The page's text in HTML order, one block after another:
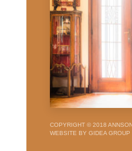
COPYRIGHT © 2018
WEBSITE BY GIDEA GROUP